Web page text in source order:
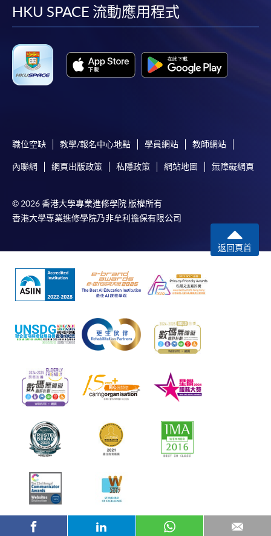
facebook
youtube
linkedin
HKU SPACE 流動應用程式
職位空缺 教學/報名中心地點 學員網站 教師網站
內聯網 網頁出版政策 私隱政策 網站地圖 無障礙網頁
© 2026 香港大學專業進修學院 版權所有
香港大學專業進修學院乃非牟利擔保有限公司
返回頁首